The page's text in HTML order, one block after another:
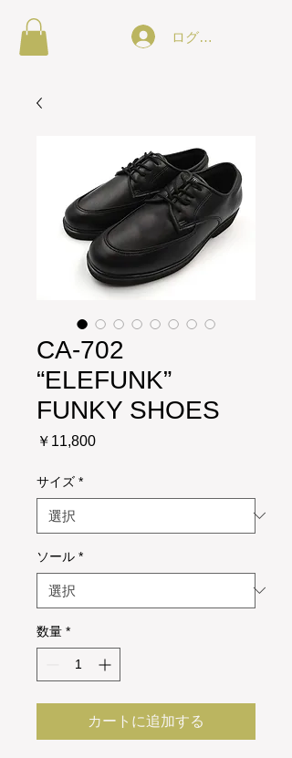
ログイン
CA-702
“ELEFUNK”
FUNKY SHOES
￥11,800価
サイズ *
ソール *
数量 *
カートに追加する